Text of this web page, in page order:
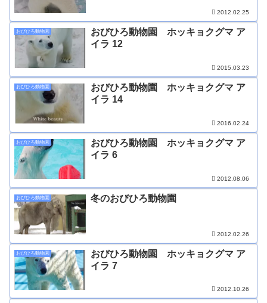
2012.02.25
おびひろ動物園
おびひろ動物園 ホッキョクグマ ア
イラ 12
2015.03.23
おびひろ動物園
おびひろ動物園 ホッキョクグマ ア
イラ 14
2016.02.24
おびひろ動物園
おびひろ動物園 ホッキョクグマ ア
イラ 6
2012.08.06
おびひろ動物園 冬のおびひろ動物園
2012.02.26
おびひろ動物園
おびひろ動物園 ホッキョクグマ ア
イラ 7
2012.10.26